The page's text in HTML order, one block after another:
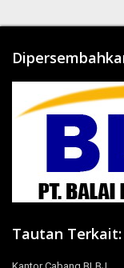
Tautan Terkait:
Kantor Cabang BLBJ